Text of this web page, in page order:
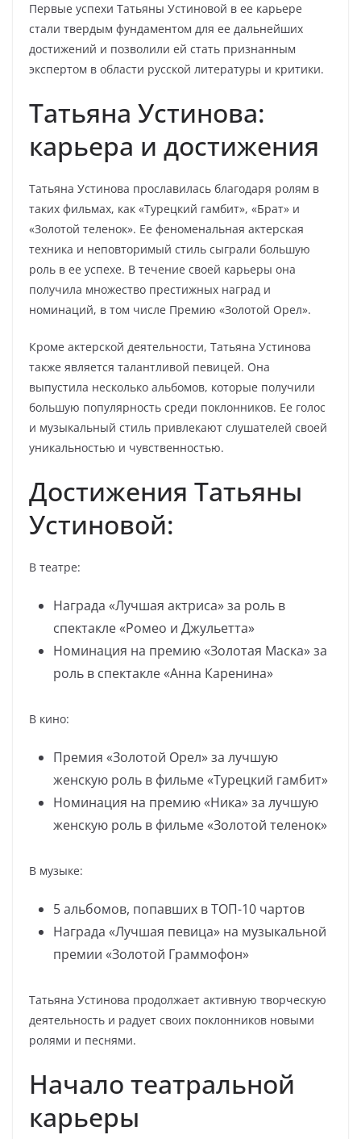
Первые успехи Татьяны Устиновой в ее карьере
стали твердым фундаментом для ее дальнейших
достижений и позволили ей стать признанным
экспертом в области русской литературы и критики.
Татьяна Устинова:
карьера и достижения
Татьяна Устинова прославилась благодаря ролям в
таких фильмах, как «Турецкий гамбит», «Брат» и
«Золотой теленок». Ее феноменальная актерская
техника и неповторимый стиль сыграли большую
роль в ее успехе. В течение своей карьеры она
получила множество престижных наград и
номинаций, в том числе Премию «Золотой Орел».
Кроме актерской деятельности, Татьяна Устинова
также является талантливой певицей. Она
выпустила несколько альбомов, которые получили
большую популярность среди поклонников. Ее голос
и музыкальный стиль привлекают слушателей своей
уникальностью и чувственностью.
Достижения Татьяны
Устиновой:
В театре:
Награда «Лучшая актриса» за роль в
спектакле «Ромео и Джульетта»
Номинация на премию «Золотая Маска» за
роль в спектакле «Анна Каренина»
В кино:
Премия «Золотой Орел» за лучшую
женскую роль в фильме «Турецкий гамбит»
Номинация на премию «Ника» за лучшую
женскую роль в фильме «Золотой теленок»
В музыке:
5 альбомов, попавших в ТОП-10 чартов
Награда «Лучшая певица» на музыкальной
премии «Золотой Граммофон»
Татьяна Устинова продолжает активную творческую
деятельность и радует своих поклонников новыми
ролями и песнями.
Начало театральной
карьеры